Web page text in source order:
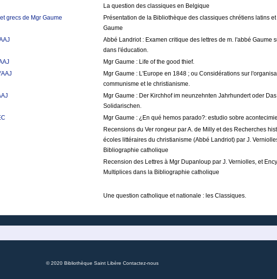
La question des classiques en Belgique
grecs de Mgr Gaume
Présentation de la Bibliothèque des classiques chrétiens latins
Gaume
Abbé Landriot : Examen critique des lettres de m. l'abbé Gaume
dans l'éducation.
Mgr Gaume : Life of the good thief.
Mgr Gaume : L'Europe en 1848 ; ou Considérations sur
communisme et le christianisme.
Mgr Gaume : Der Kirchhof im neunzehnten Jahrhundert oder
Solidarischen.
Mgr Gaume : ¿En qué hemos parado?: estudio sobre
Recensions du Ver rongeur par A. de Milly et des Recherches
écoles littéraires du christianisme (Abbé Landriot) par J.
Bibliographie catholique
Recension des Lettres à Mgr Dupanloup par J. Verniolles, et
Multiplices dans la Bibliographie catholique
Une question catholique et nationale : les Classiques.
© 2020 Bibliothèque Saint Libère Contactez-nous